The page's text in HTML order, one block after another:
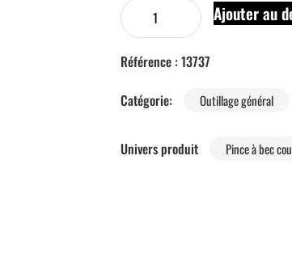
Ajouter au
Référence : 13737
Catégorie:
Outillage général
Univers produit Pince à bec